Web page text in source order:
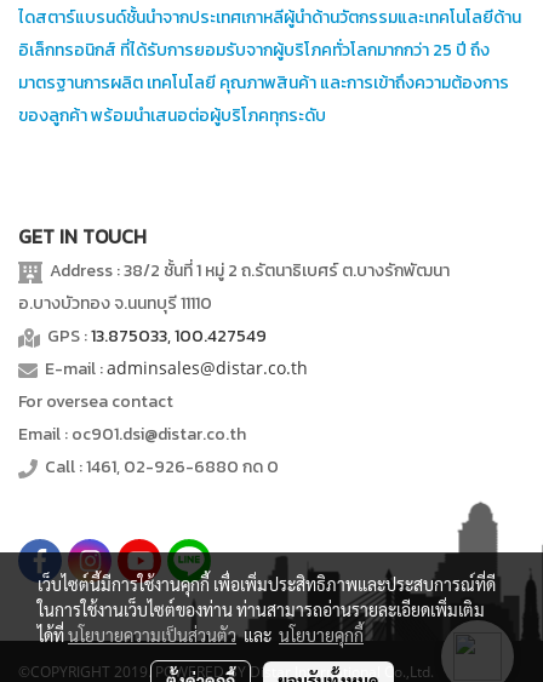
ไดสตาร์แบรนด์ชั้นนำจากประเทศเกาหลีผู้นำด้านวัตกรรมและเทคโนโลยีด้าน
อิเล็กทรอนิกส์ ที่ได้รับการยอมรับจากผู้บริโภคทั่วโลกมากกว่า 25 ปี ถึง
มาตรฐานการผลิต เทคโนโลยี คุณภาพสินค้า และการเข้าถึงความต้องการ
ของลูกค้า พร้อมนำเสนอต่อผู้บริโภคทุกระดับ
GET IN TOUCH
Address : 38/2 ชั้นที่ 1 หมู่ 2 ถ.รัตนาธิเบศร์ ต.บางรักพัฒนา
อ.บางบัวทอง จ.นนทบุรี 11110
GPS :13.875033, 100.427549
E-mail :adminsales@distar.co.th
For oversea contact
Email : oc901.dsi@distar.co.th
Call : 1461, 02-926-6880 กด 0
©COPYRIGHT 2019. POWERED BY Distar International Co.,Ltd.
เว็บไซต์นี้มีการใช้งานคุกกี้ เพื่อเพิ่มประสิทธิภาพและประสบการณ์ที่ดี
ในการใช้งานเว็บไซต์ของท่าน ท่านสามารถอ่านรายละเอียดเพิ่มเติม
ได้ที่นโยบายความเป็นส่วนตัวและ นโยบายคุกกี้